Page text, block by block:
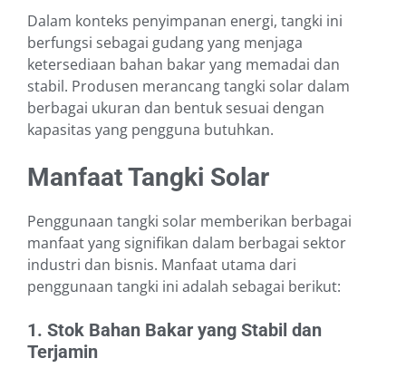
Dalam konteks penyimpanan energi, tangki ini
berfungsi sebagai gudang yang menjaga
ketersediaan bahan bakar yang memadai dan
stabil. Produsen merancang tangki solar dalam
berbagai ukuran dan bentuk sesuai dengan
kapasitas yang pengguna butuhkan.
Manfaat Tangki Solar
Penggunaan tangki solar memberikan berbagai
manfaat yang signifikan dalam berbagai sektor
industri dan bisnis. Manfaat utama dari
penggunaan tangki ini adalah sebagai berikut:
1. Stok Bahan Bakar yang Stabil dan
Terjamin